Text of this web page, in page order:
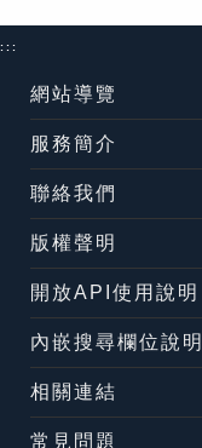
:::
網站導覽
服務簡介
聯絡我們
版權聲明
開放API使用說明
內嵌搜尋欄位說明
相關連結
常見問題